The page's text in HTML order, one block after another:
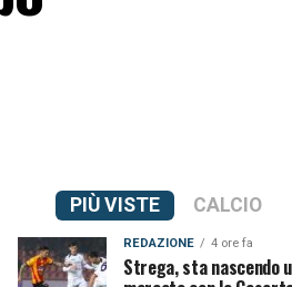
PIÙ VISTE CALCIO
REDAZIONE 4 ore fa
Strega, sta nascendo